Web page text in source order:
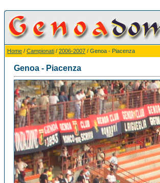
Home / Campionati / 2006-2007 / Genoa - Piacenza
Genoa - Piacenza